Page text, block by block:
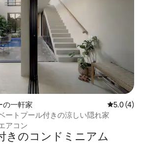
の一軒家 レビュー4
5.0 (4)
ートプール付きの涼しい隠れ家
アコン
きのコンドミニアム